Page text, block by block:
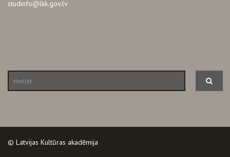
studinfo@lkk.gov.lv
© Latvijas Kultūras akadēmija